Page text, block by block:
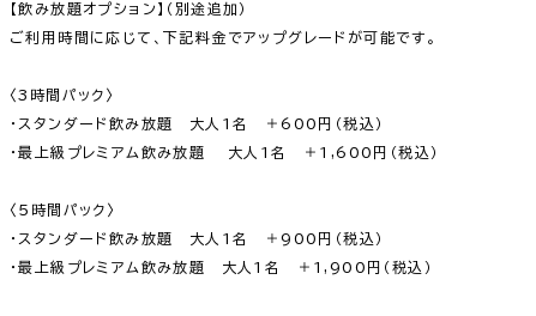
【飲み放題オプション】（別途追加）
ご利用時間に応じて、下記料金でアップグレードが可能です。
〈3時間パック〉
・スタンダード飲み放題　大人1名　＋600円（税込）
・最上級プレミアム飲み放題 　大人1名　＋1,600円（税込）
〈5時間パック〉
・スタンダード飲み放題　大人1名　＋900円（税込）
・最上級プレミアム飲み放題　大人1名　＋1,900円（税込）